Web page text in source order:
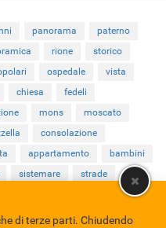
panorama
paterno
rione
storico
ospedale
vista
chiesa
fedeli
mons
moscato
consolazione
appartamento
bambini
sistemare strade
di terze parti. Chiudendo